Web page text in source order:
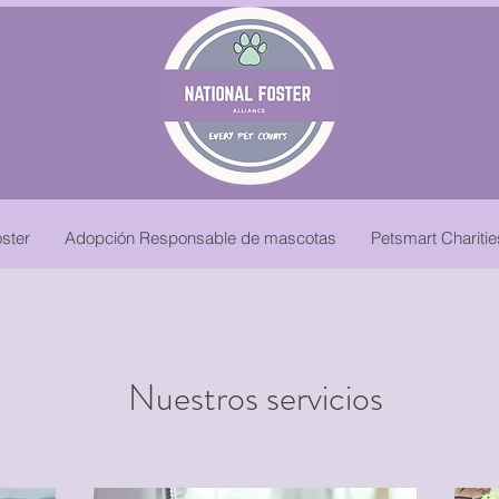
Adopción Responsable de mascotas Petsmart
Nuestros servicios